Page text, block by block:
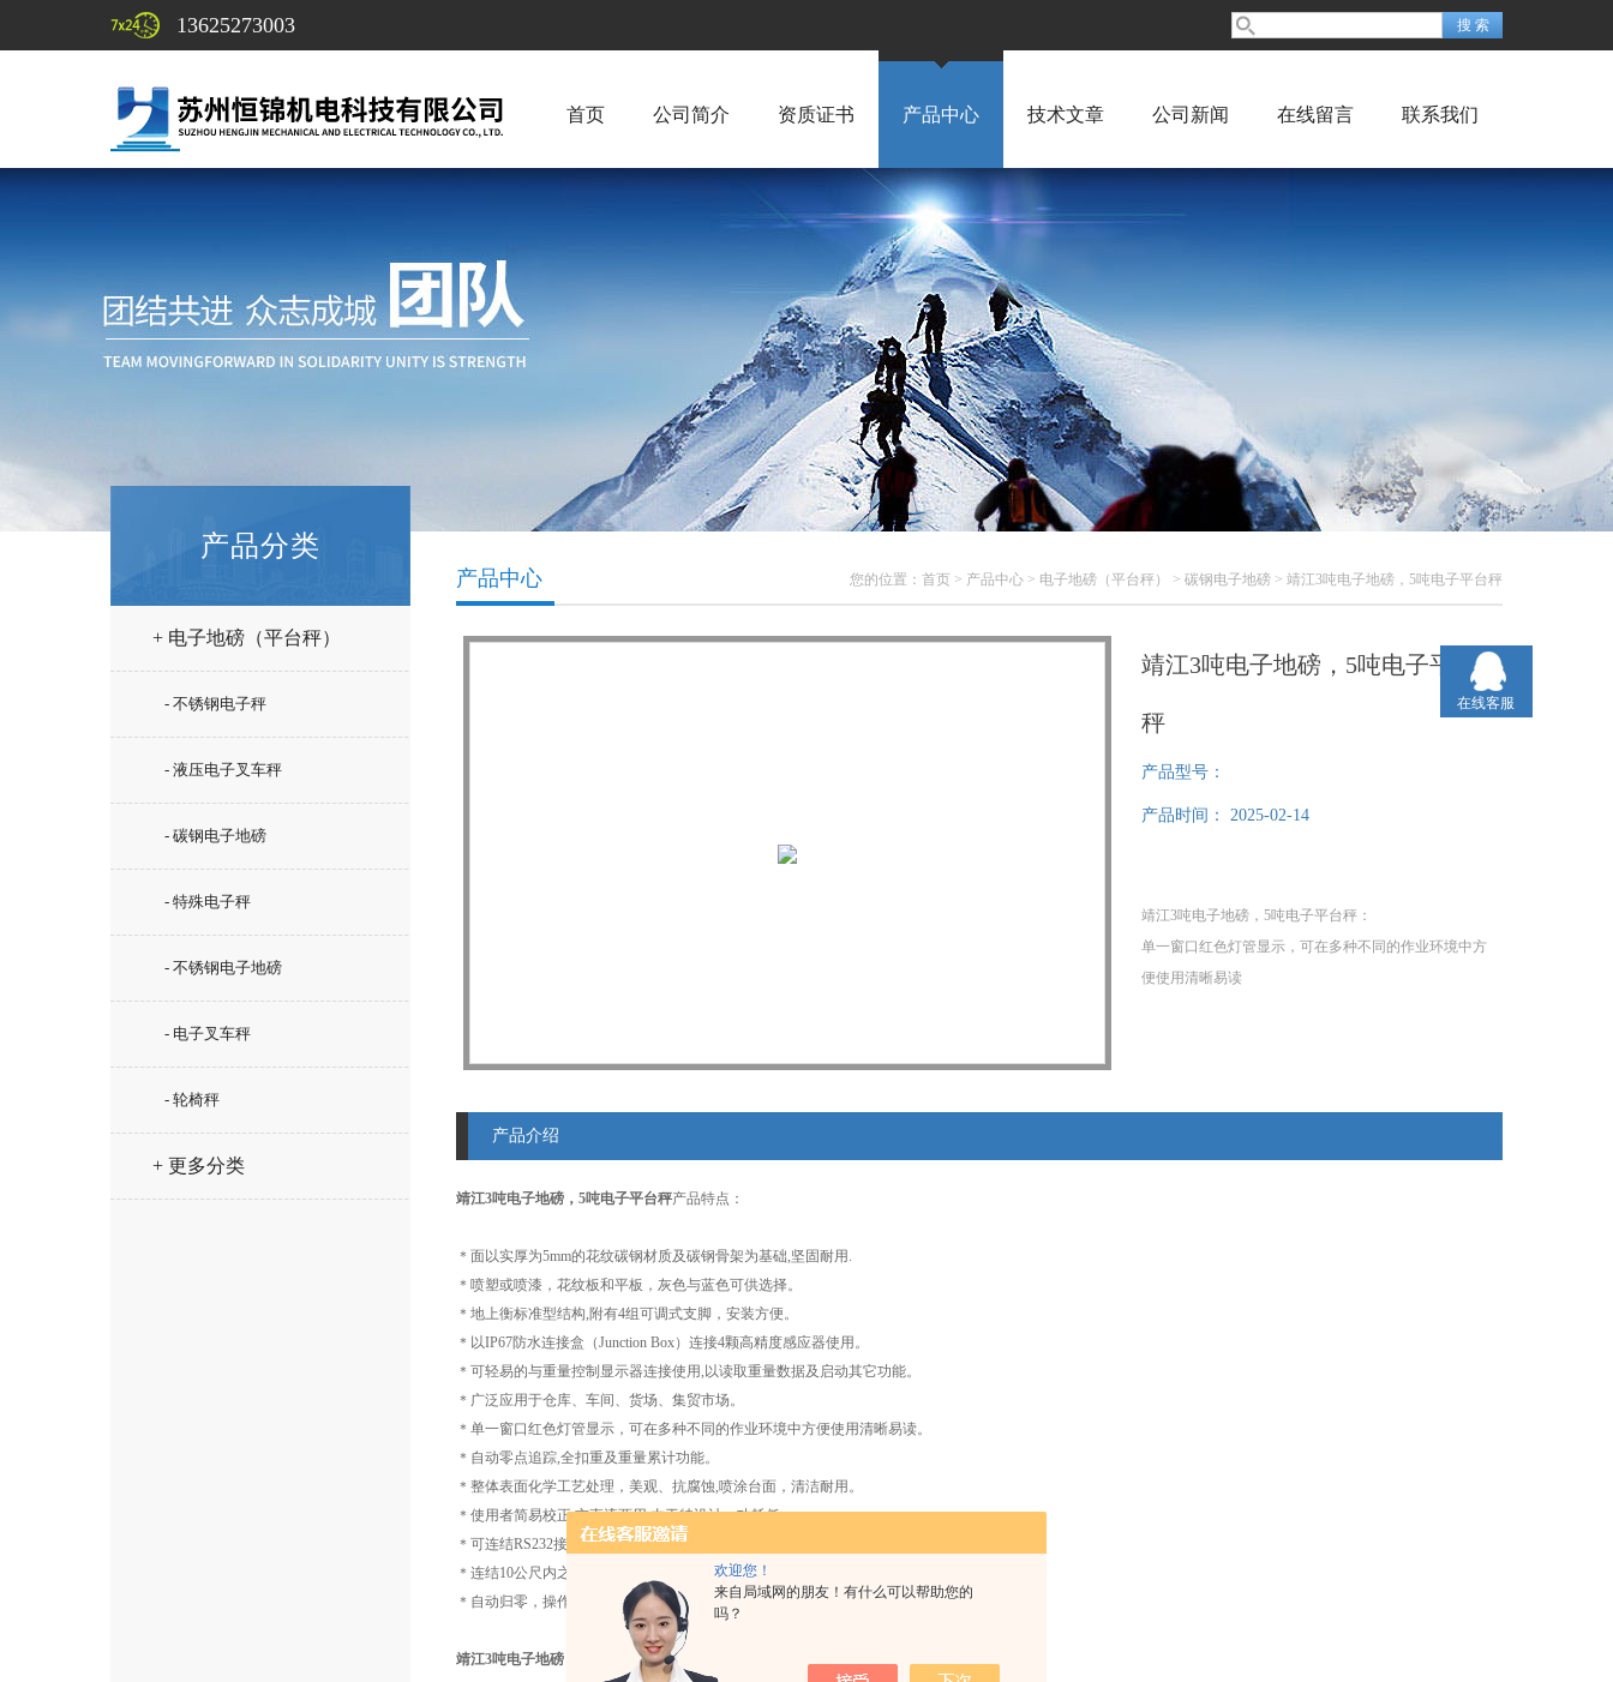
欢迎您！
来自局域网的朋友！有什么可以帮助您的
吗？
13625273003
首页 公司简介 资质证书 产品中心 技术文章 公司新闻 在线留言 联系我们
产品分类
+ 电子地磅（平台秤）
- 不锈钢电子秤
- 液压电子叉车秤
- 碳钢电子地磅
- 特殊电子秤
- 不锈钢电子地磅
- 电子叉车秤
- 轮椅秤
+ 更多分类
您的位置： 首页 > 产品中心 > 电子地磅（平台秤） > 碳钢电子地磅 > 靖江3吨电子地磅，5吨电子平台秤
产品中心
靖江3吨电子地磅，5吨电子平台
秤
产品型号：
产品时间： 2025-02-14
靖江3吨电子地磅，5吨电子平台秤：
单一窗口红色灯管显示，可在多种不同的作业环境中方
便使用清晰易读
产品介绍
靖江3吨电子地磅，5吨电子平台秤产品特点：
＊面以实厚为5mm的花纹碳钢材质及碳钢骨架为基础,坚固耐用.
＊喷塑或喷漆，花纹板和平板，灰色与蓝色可供选择。
＊地上衡标准型结构,附有4组可调式支脚，安装方便。
＊以IP67防水连接盒（Junction Box）连接4颗高精度感应器使用。
＊可轻易的与重量控制显示器连接使用,以读取重量数据及启动其它功能。
＊广泛应用于仓库、车间、货场、集贸市场。
＊单一窗口红色灯管显示，可在多种不同的作业环境中方便使用清晰易读。
＊自动零点追踪,全扣重及重量累计功能。
＊整体表面化学工艺处理，美观、抗腐蚀,喷涂台面，清洁耐用。
＊使用者简易校正,交直流两用,由于特设计，功耗低。
＊可连结RS232接口或直接连接打印机界面。（选配）
＊连结10公尺内之远程显示。
＊自动归零，操作简单、方便
靖江3吨电子地磅，5吨电子平台秤产品说明：
在线客服